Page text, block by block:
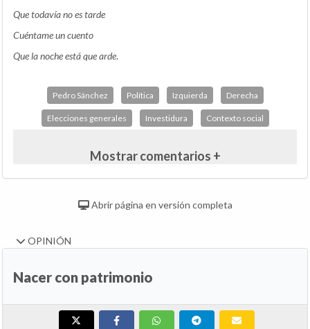
Que todavía no es tarde
Cuéntame un cuento
Que la noche está que arde.
Pedro Sánchez Política Izquierda Derecha
Elecciones generales Investidura Contexto social
Mostrar comentarios +
Abrir página en versión completa
OPINIÓN
Nacer con patrimonio